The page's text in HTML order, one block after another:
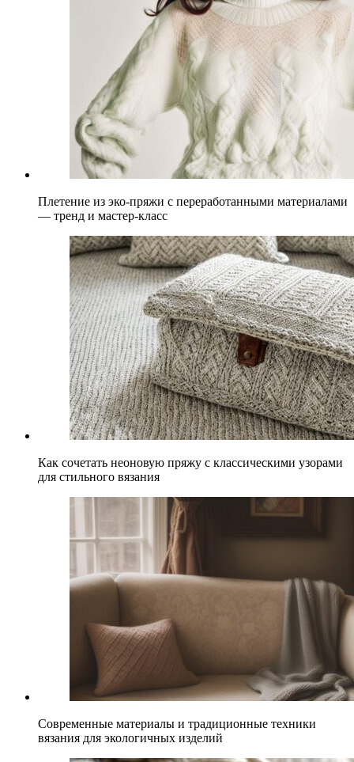
Плетение из эко-пряжи с переработанными материалами
— тренд и мастер-класс
Как сочетать неоновую пряжу с классическими узорами
для стильного вязания
Современные материалы и традиционные техники
вязания для экологичных изделий